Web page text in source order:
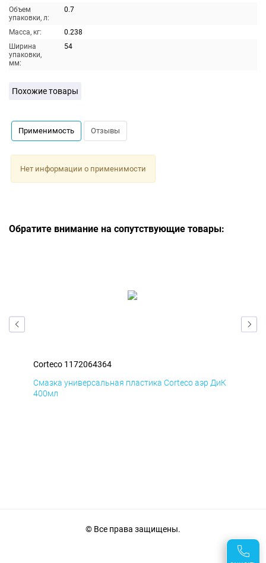
Объем
упаковки, л:
0.7
Масса, кг:
0.238
Ширина
упаковки,
мм:
54
Похожие товары
Применимость Отзывы
Нет информации о применимости
Обратите внимание на сопутствующие товары:
Corteco 1172064364
Смазка универсальная пластика Corteco аэр ДиК
400мл
© Все права защищены.